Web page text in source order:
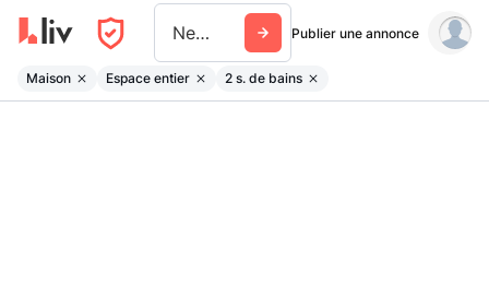
New Westminster Publier une annonce
Maison Espace entier 2 s. de bains